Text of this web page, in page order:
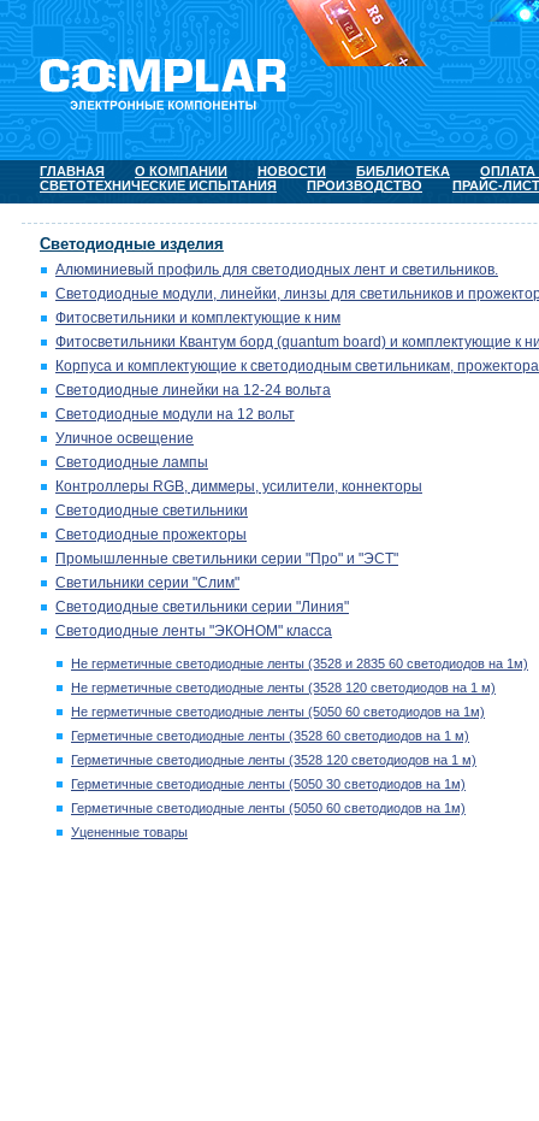
ГЛАВНАЯ О КОМПАНИИ НОВОСТИ БИБЛИОТЕКА
ОПЛАТА
СВЕТОТЕХНИЧЕСКИЕ ИСПЫТАНИЯ
ПРОИЗВОДСТВО ПРАЙС-ЛИСТ
Светодиодные изделия
Алюминиевый профиль для светодиодных лент и светильников.
Светодиодные модули, линейки, линзы для светильников и
Фитосветильники и комплектующие к ним
Фитосветильники Квантум борд (quantum board) и комплектующие к
Корпуса и комплектующие к светодиодным светильникам,
Светодиодные линейки на 12-24 вольта
Светодиодные модули на 12 вольт
Уличное освещение
Светодиодные лампы
Контроллеры RGB, диммеры, усилители, коннекторы
Светодиодные светильники
Светодиодные прожекторы
Промышленные светильники серии "Про" и "ЭСТ"
Светильники серии "Слим"
Светодиодные светильники серии "Линия"
Светодиодные ленты "ЭКОНОМ" класса
Не герметичные светодиодные ленты (3528 и 2835 60 светодиодов на 1м)
Не герметичные светодиодные ленты (3528 120 светодиодов на 1 м)
Не герметичные светодиодные ленты (5050 60 светодиодов на 1м)
Герметичные светодиодные ленты (3528 60 светодиодов на 1 м)
Герметичные светодиодные ленты (3528 120 светодиодов на 1 м)
Герметичные светодиодные ленты (5050 30 светодиодов на 1м)
Герметичные светодиодные ленты (5050 60 светодиодов на 1м)
Уцененные товары